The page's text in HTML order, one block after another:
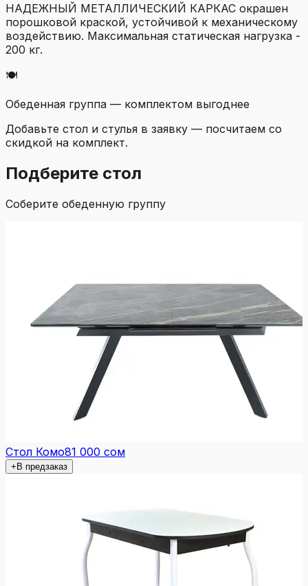
НАДЕЖНЫЙ МЕТАЛЛИЧЕСКИЙ КАРКАС окрашен
порошковой краской, устойчивой к механическому
воздействию. Максимальная статическая нагрузка -
200 кг.
🍽️
Обеденная группа — комплектом выгоднее
Добавьте стол и стулья в заявку — посчитаем со
скидкой на комплект.
Подберите стол
Соберите обеденную группу
Стол Комо81 000 сом
+В предзаказ